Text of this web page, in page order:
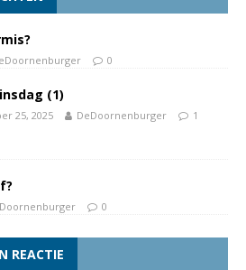
0
(1)
25, 2025 DeDoornenburger 1
0
REACTIE